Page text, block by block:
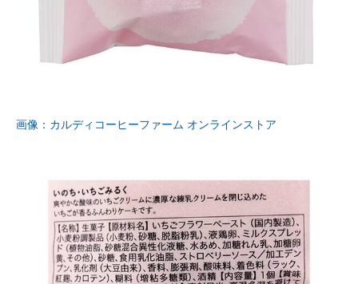
画像：カルディコーヒーファーム オンラインストア